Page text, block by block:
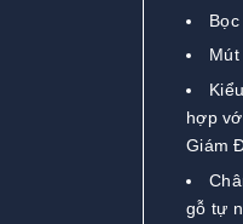
hợp
Giám
gỗ tự